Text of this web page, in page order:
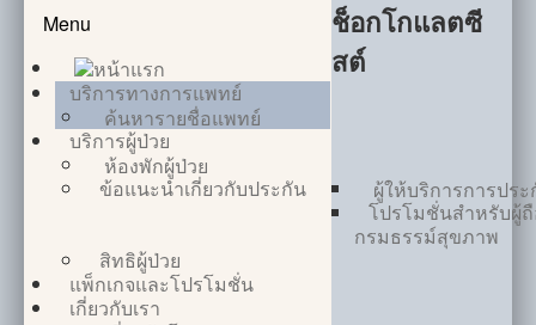
Menu
บริการทางการแพทย์
ค้นหารายชื่อแพทย์
บริการผู้ป่วย
ห้องพักผู้ป่วย
ข้อแนะนำเกี่ยวกับประกัน
ผู้ให้บริการการปร
โปรโมชั่นสำหรับผู้
กรมธรรม์สุขภาพ
สิทธิผู้ป่วย
แพ็กเกจและโปรโมชั่น
เกี่ยวกับเรา
ช็อกโกแลตซี
สต์